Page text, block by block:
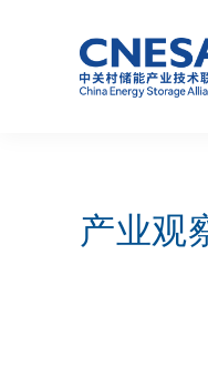
产业观